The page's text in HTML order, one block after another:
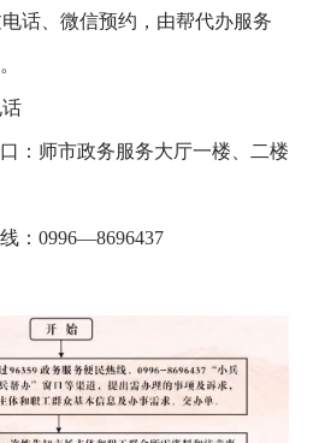
话、微信预约，由帮代办服务
： 师市政务服务大厅一楼、二楼
： 0996—8696437